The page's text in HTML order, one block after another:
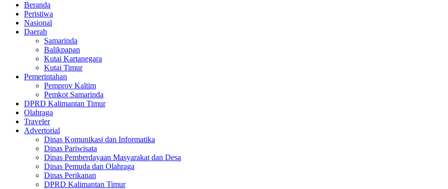
Beranda
Peristiwa
Nasional
Daerah
Samarinda
Balikpapan
Kutai Kartanegara
Kutai Timur
Pemerintahan
Pemprov Kaltim
Pemkot Samarinda
DPRD Kalimantan Timur
Olahraga
Traveler
Advertorial
Dinas Komunikasi dan Informatika
Dinas Pariwisata
Dinas Pemberdayaan Masyarakat dan Desa
Dinas Pemuda dan Olahraga
Dinas Perikanan
DPRD Kalimantan Timur